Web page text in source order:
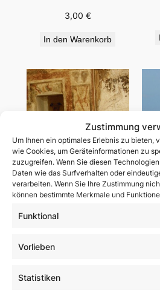
Zustimmung
Um Ihnen ein optimales Erlebnis zu bieten,
wie Cookies, um Geräteinformationen zu
zuzugreifen. Wenn Sie diesen
Daten wie das Surfverhalten oder
verarbeiten. Wenn Sie Ihre Zustimmung
können bestimmte Merkmale und
Funktional
Vorlieben
Statistiken
3,00 €
In den Warenkorb
In den Warenkorb